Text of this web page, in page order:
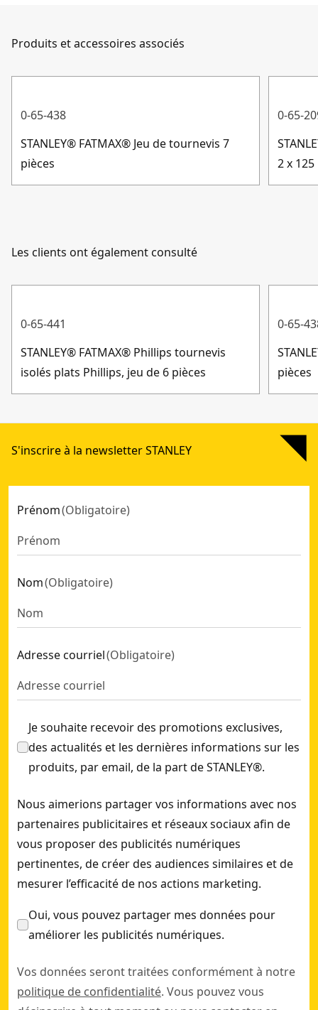
bon maintien de l'embout
poignée
Service client
Produits et accessoires associés
0-65-438
STANLEY® FATMAX® Jeu de tournevis 7
pièces
0-65-
2 x
Les clients ont également consulté
0-65-441
STANLEY® FATMAX® Phillips tournevis
isolés plats Phillips, jeu de 6 pièces
0-65-
pièces
S'inscrire à la newsletter STANLEY
Prénom(Obligatoire)
Nom(Obligatoire)
Adresse courriel(Obligatoire)
Je souhaite recevoir des promotions exclusives,
des actualités et les dernières informations sur les
produits, par email, de la part de STANLEY®.
Nous aimerions partager vos informations avec nos
partenaires publicitaires et réseaux sociaux afin de
vous proposer des publicités numériques
pertinentes, de créer des audiences similaires et de
mesurer l’efficacité de nos actions marketing.
Oui, vous pouvez partager mes données pour
améliorer les publicités numériques.
Vos données seront traitées conformément à notre
politique de confidentialité. Vous pouvez vous